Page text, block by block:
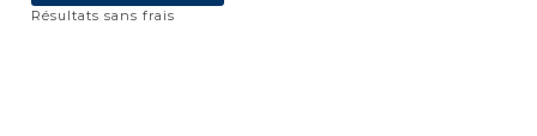
Résultats sans frais